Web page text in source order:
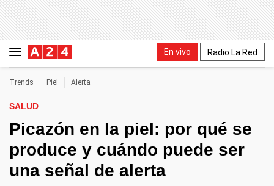
En vivo Radio La Red
Trends Piel Alerta
SALUD
Picazón en la piel: por qué se
produce y cuándo puede ser
una señal de alerta